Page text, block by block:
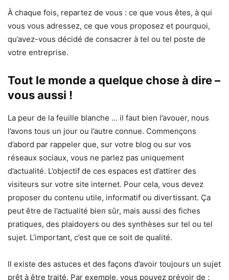
À chaque fois, repartez de vous : ce que vous êtes, à qui
vous vous adressez, ce que vous proposez et pourquoi,
qu’avez-vous décidé de consacrer à tel ou tel poste de
votre entreprise.
Tout le monde a quelque chose à dire –
vous aussi !
La peur de la feuille blanche … il faut bien l’avouer, nous
l’avons tous un jour ou l’autre connue. Commençons
d’abord par rappeler que, sur votre blog ou sur vos
réseaux sociaux, vous ne parlez pas uniquement
d’actualité. L’objectif de ces espaces est d’attirer des
visiteurs sur votre site internet. Pour cela, vous devez
proposer du contenu utile, informatif ou divertissant. Ça
peut être de l’actualité bien sûr, mais aussi des fiches
pratiques, des plaidoyers ou des synthèses sur tel ou tel
sujet. L’important, c’est que ce soit de qualité.
Il existe des astuces et des façons d’avoir toujours un sujet
prêt à être traité. Par exemple, vous pouvez prévoir de :